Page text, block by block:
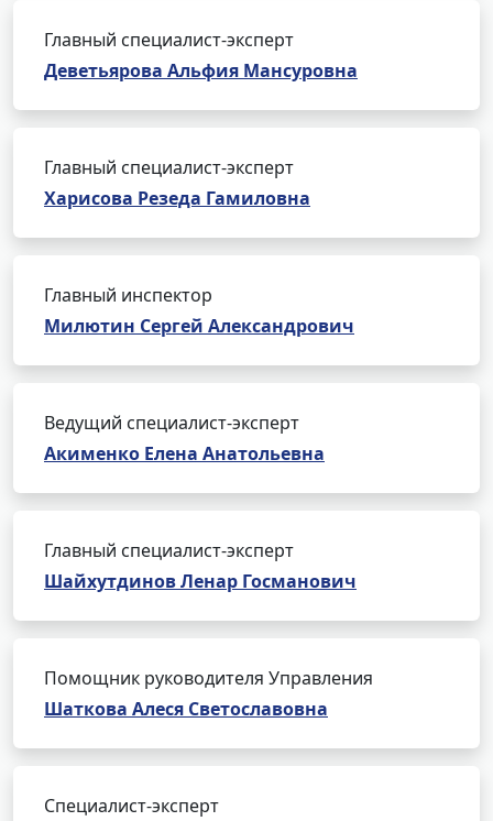
Главный специалист-эксперт
Деветьярова Альфия Мансуровна
Главный специалист-эксперт
Харисова Резеда Гамиловна
Главный инспектор
Милютин Сергей Александрович
Ведущий специалист-эксперт
Акименко Елена Анатольевна
Главный специалист-эксперт
Шайхутдинов Ленар Госманович
Помощник руководителя Управления
Шаткова Алеся Светославовна
Специалист-эксперт